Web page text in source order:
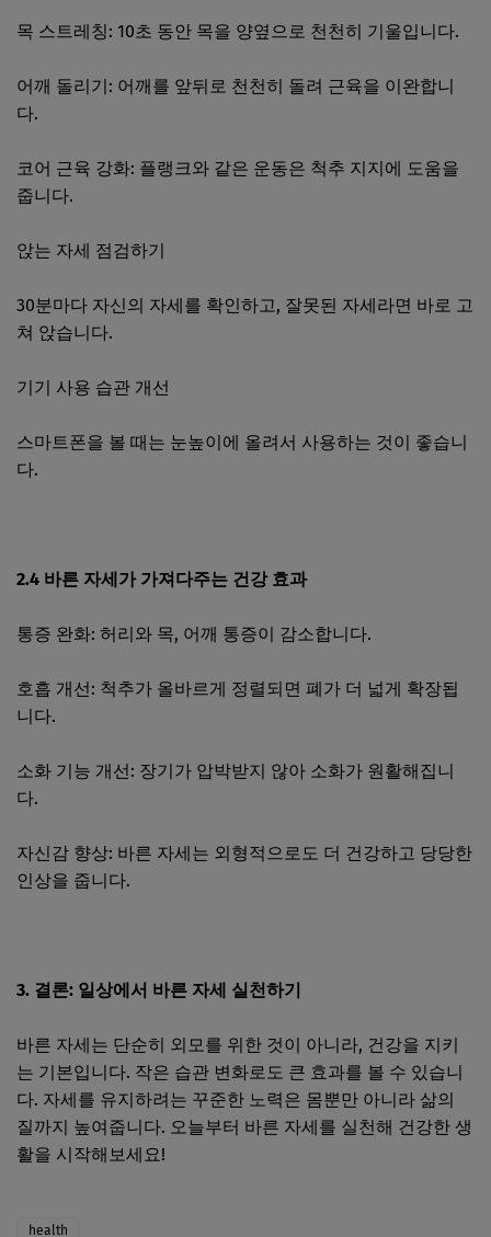
목 스트레칭: 10초 동안 목을 양옆으로 천천히 기울입니다.
어깨 돌리기: 어깨를 앞뒤로 천천히 돌려 근육을 이완합니
다.
코어 근육 강화: 플랭크와 같은 운동은 척추 지지에 도움을
줍니다.
앉는 자세 점검하기
30분마다 자신의 자세를 확인하고, 잘못된 자세라면 바로 고
쳐 앉습니다.
기기 사용 습관 개선
스마트폰을 볼 때는 눈높이에 올려서 사용하는 것이 좋습니
다.
2.4 바른 자세가 가져다주는 건강 효과
통증 완화: 허리와 목, 어깨 통증이 감소합니다.
호흡 개선: 척추가 올바르게 정렬되면 폐가 더 넓게 확장됩
니다.
소화 기능 개선: 장기가 압박받지 않아 소화가 원활해집니
다.
자신감 향상: 바른 자세는 외형적으로도 더 건강하고 당당한
인상을 줍니다.
3. 결론: 일상에서 바른 자세 실천하기
바른 자세는 단순히 외모를 위한 것이 아니라, 건강을 지키
는 기본입니다. 작은 습관 변화로도 큰 효과를 볼 수 있습니
다. 자세를 유지하려는 꾸준한 노력은 몸뿐만 아니라 삶의
질까지 높여줍니다. 오늘부터 바른 자세를 실천해 건강한 생
활을 시작해보세요!
health